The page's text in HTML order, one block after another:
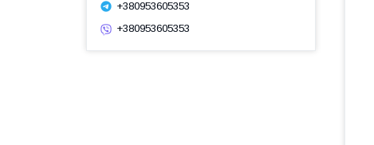
+380953605353
+380953605353